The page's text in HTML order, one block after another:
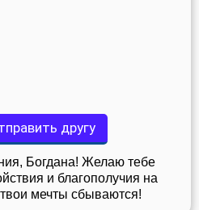
другу
Богдана! Желаю тебе
и благополучия на
мечты сбываются!